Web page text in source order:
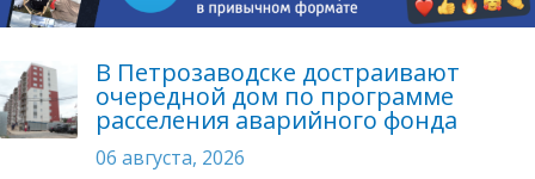
В Петрозаводске достраивают
очередной дом по программе
расселения аварийного фонда
06 августа, 2026